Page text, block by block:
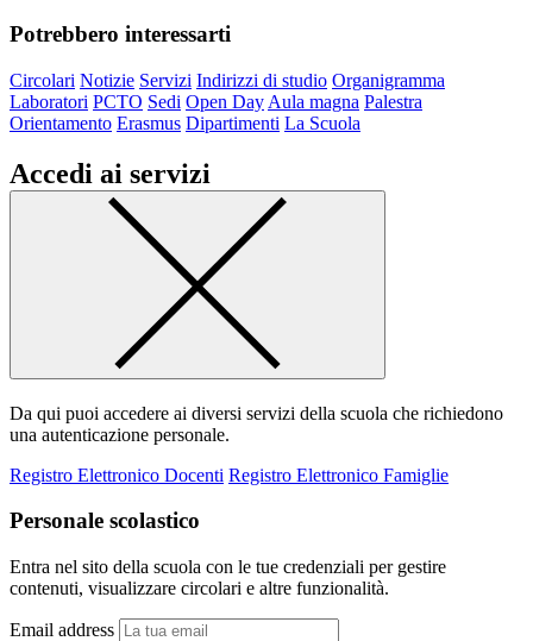
Potrebbero interessarti
Circolari Notizie Servizi Indirizzi di studio Organigramma
Laboratori PCTO Sedi Open Day Aula magna Palestra
Orientamento Erasmus Dipartimenti La Scuola
Accedi ai servizi
Da qui puoi accedere ai diversi servizi della scuola che richiedono
una autenticazione personale.
Registro Elettronico Docenti Registro Elettronico Famiglie
Personale scolastico
Entra nel sito della scuola con le tue credenziali per gestire
contenuti, visualizzare circolari e altre funzionalità.
Email address